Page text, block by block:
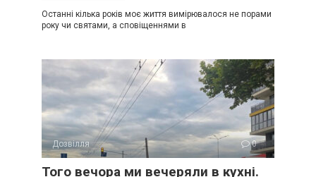
Останні кілька років моє життя вимірювалося не порами
року чи святами, а сповіщеннями в
Дозвілля 0
Того вечора ми вечеряли в кухні.